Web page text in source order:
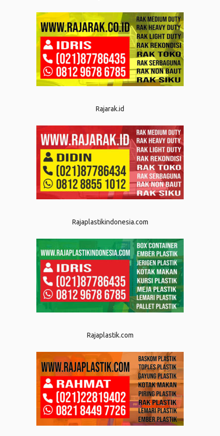
Rajarak.id
Rajaplastikindonesia.com
Rajaplastik.com